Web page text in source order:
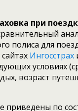
при
полиса для
Ингосстрах
условиях
возраст
приведены по